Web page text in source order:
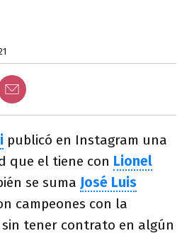
publicó en Instagram una
que el tiene con Lionel
se suma José Luis
campeones con la
sin tener contrato en algún